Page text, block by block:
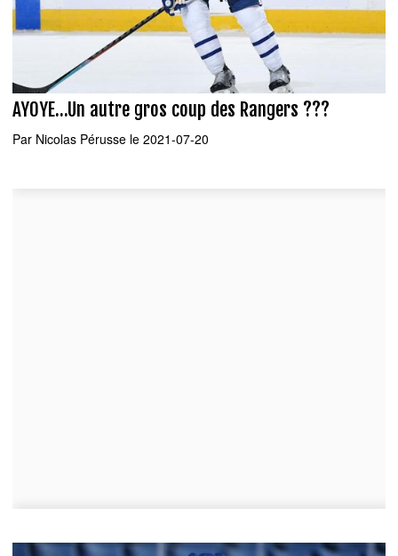
AYOYE...Un autre gros coup des Rangers ???
Par Nicolas Pérusse le 2021-07-20